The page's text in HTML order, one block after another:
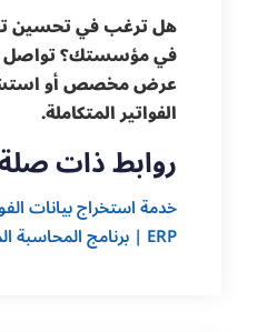
هل ترغب في تحسين
في مؤسستك؟ تواصل
عرض مخصص أو
الفواتير المتكاملة.
روابط ذات
خدمة استخراج بيانات
ERP | برنامج المحاسبة المتكامل